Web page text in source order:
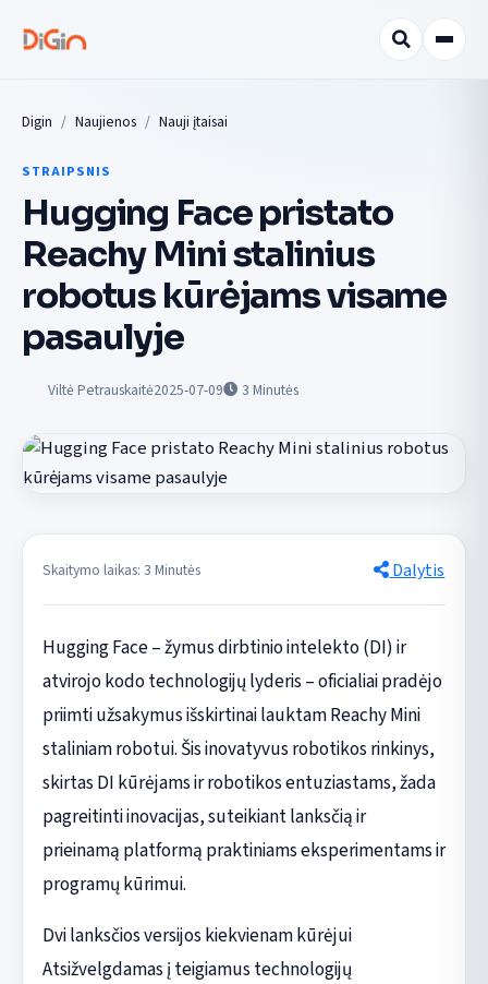
Digin Naujienos Nauji įtaisai
STRAIPSNIS
Hugging Face pristato
Reachy Mini stalinius
robotus kūrėjams visame
pasaulyje
Viltė Petrauskaitė2025-07-09 3 Minutės
Skaitymo laikas: 3 Minutės Dalytis
Hugging Face – žymus dirbtinio intelekto (DI) ir
atvirojo kodo technologijų lyderis – oficialiai pradėjo
priimti užsakymus išskirtinai lauktam Reachy Mini
staliniam robotui. Šis inovatyvus robotikos rinkinys,
skirtas DI kūrėjams ir robotikos entuziastams, žada
pagreitinti inovacijas, suteikiant lanksčią ir
prieinamą platformą praktiniams eksperimentams ir
programų kūrimui.
Dvi lanksčios versijos kiekvienam kūrėjui
Atsižvelgdamas į teigiamus technologijų